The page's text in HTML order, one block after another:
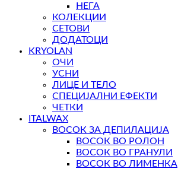
НЕГА
КОЛЕКЦИИ
СЕТОВИ
ДОДАТОЦИ
KRYOLAN
ОЧИ
УСНИ
ЛИЦЕ И ТЕЛО
СПЕЦИЈАЛНИ ЕФЕКТИ
ЧЕТКИ
ITALWAX
ВОСОК ЗА ДЕПИЛАЦИЈА
ВОСОК ВО РОЛОН
ВОСОК ВО ГРАНУЛИ
ВОСОК ВО ЛИМЕНКА